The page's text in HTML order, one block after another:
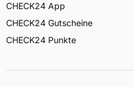
CHECK24 App
CHECK24 Gutscheine
CHECK24 Punkte